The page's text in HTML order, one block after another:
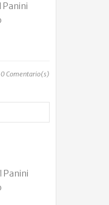
Panini
0Comentario(s)
Panini